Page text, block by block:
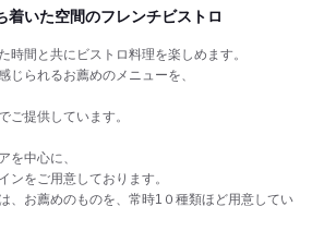
着いた空間のフレンチビストロ
時間と共にビストロ料理を楽しめます。
じられるお薦めのメニューを、
ご提供しています。
を中心に、
ンをご用意しております。
、お薦めのものを、常時1０種類ほど用意してい